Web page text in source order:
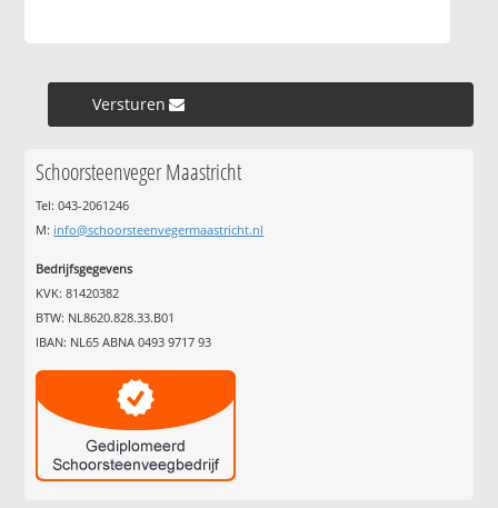
Versturen »
Schoorsteenveger Maastricht
Tel: 043-2061246
M: info@schoorsteenvegermaastricht.nl
Bedrijfsgegevens
KVK: 81420382
BTW: NL8620.828.33.B01
IBAN: NL65 ABNA 0493 9717 93